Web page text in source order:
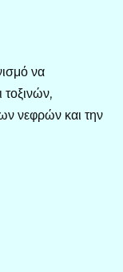
να
τοξινών,
νεφρών και την